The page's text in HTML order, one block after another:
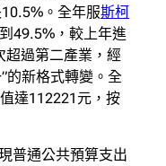
。全年服斯柯
49.5%，較上年進
超過第二產業，經
的新格式轉變。全
達112221元，按
普通公共預算支出